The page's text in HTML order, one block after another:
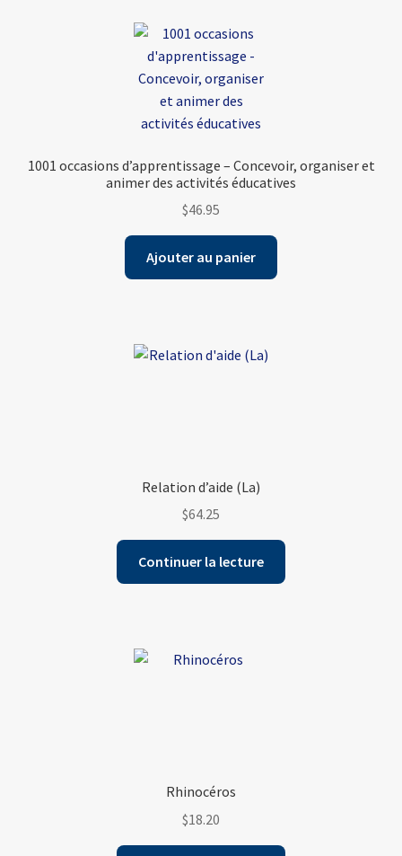
1001 occasions d’apprentissage – Concevoir, organiser et
animer des activités éducatives
$46.95
Ajouter au panier
Relation d’aide (La)
$64.25
Continuer la lecture
Rhinocéros
$18.20